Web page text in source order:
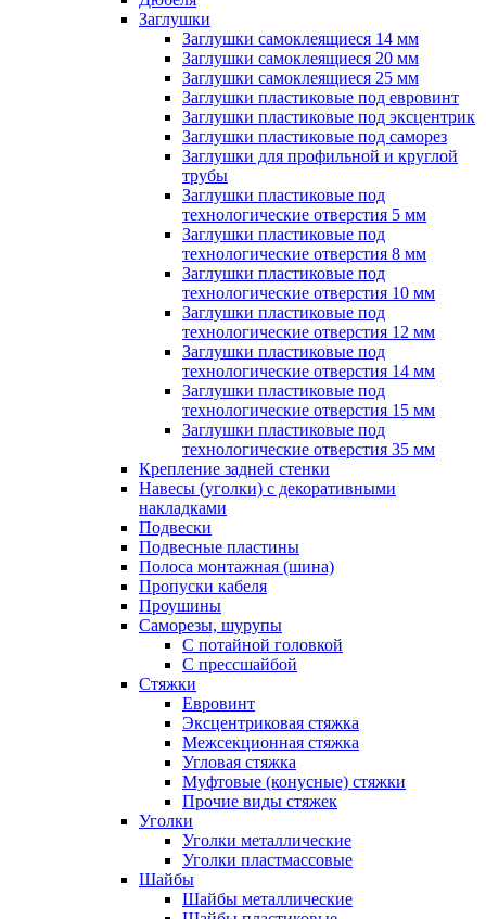
Заглушки
Заглушки самоклеящиеся 14 мм
Заглушки самоклеящиеся 20 мм
Заглушки самоклеящиеся 25 мм
Заглушки пластиковые под евровинт
Заглушки пластиковые под эксцентрик
Заглушки пластиковые под саморез
Заглушки для профильной и круглой
трубы
Заглушки пластиковые под
технологические отверстия 5 мм
Заглушки пластиковые под
технологические отверстия 8 мм
Заглушки пластиковые под
технологические отверстия 10 мм
Заглушки пластиковые под
технологические отверстия 12 мм
Заглушки пластиковые под
технологические отверстия 14 мм
Заглушки пластиковые под
технологические отверстия 15 мм
Заглушки пластиковые под
технологические отверстия 35 мм
Крепление задней стенки
Навесы (уголки) с декоративными
накладками
Подвески
Подвесные пластины
Полоса монтажная (шина)
Пропуски кабеля
Проушины
Саморезы, шурупы
С потайной головкой
С прессшайбой
Стяжки
Евровинт
Эксцентриковая стяжка
Межсекционная стяжка
Угловая стяжка
Муфтовые (конусные) стяжки
Прочие виды стяжек
Уголки
Уголки металлические
Уголки пластмассовые
Шайбы
Шайбы металлические